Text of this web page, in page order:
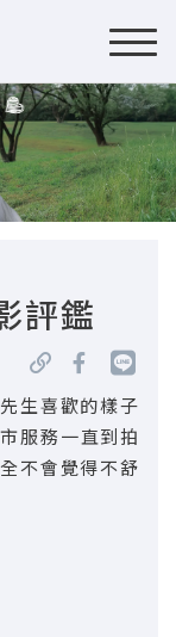
評鑑
生喜歡的樣子
服務一直到拍
不會覺得不舒